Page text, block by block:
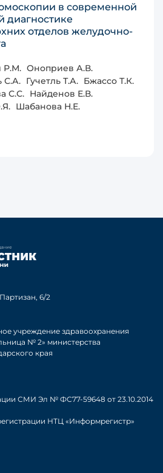
в современной
диагностике
отделов желудочно-
Р.М. Оноприев А.В.
С.А. Гучетль Т.А. Бжассо Т.К.
С.С. Найденов Е.В.
Шабанова Н.Е.
6/2
учреждение здравоохранения
№ 2» министерства
края
СМИ Эл № ФС77-59648 от 23.10.2014
НТЦ «Информрегистр»